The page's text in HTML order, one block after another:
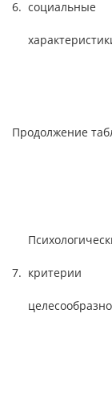
6. социальные
Продолжение
7. критерии